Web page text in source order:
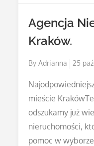
Zakładzie
Agencja
Kraków.
ByAdrianna
Posted
25
mieście
odszukamy już
nieruchomości,
pomoc w